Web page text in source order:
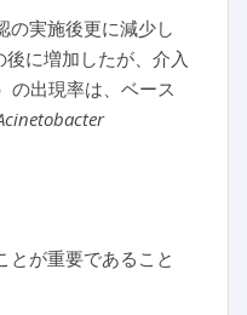
の実施後更に減少し
に増加したが、介入
の出現率は、ベース
とが重要であること